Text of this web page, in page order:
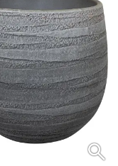
search